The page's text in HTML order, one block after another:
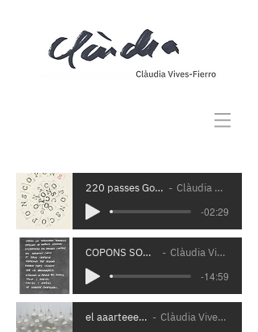
220 passes Gorg d'en Nafre
Clàudia Vives-Fierro
-02:29
COPONS SOUNDWALK
Clàudia Vives-Fierro
-14:59
el aaarteee ées...
Clàudia Vives-Fierro